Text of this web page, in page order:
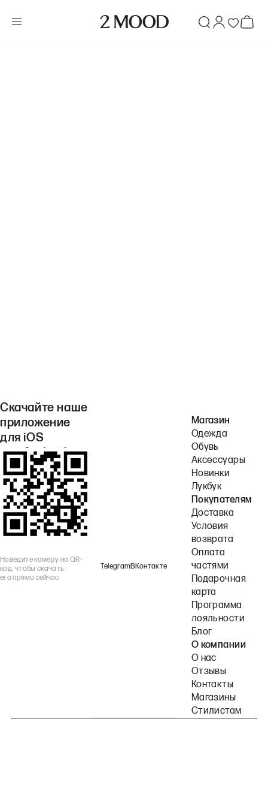
Скачайте наше
приложение
для iOS
или Android.
Наведите камеру на QR-
код, чтобы скачать
его прямо сейчас
TelegramВКонтакте
Магазин
Одежда
Обувь
Аксессуары
Новинки
Лукбук
Покупателям
Доставка
Условия
возврата
Оплата
частями
Подарочная
карта
Программа
лояльности
Блог
О компании
О нас
Отзывы
Контакты
Магазины
Стилистам